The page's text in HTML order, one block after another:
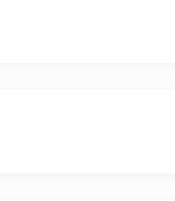
su aviso para que lo